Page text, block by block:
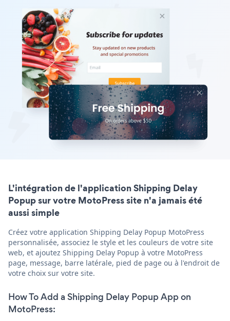
L'intégration de l'application Shipping Delay
Popup sur votre MotoPress site n'a jamais été
aussi simple
Créez votre application Shipping Delay Popup MotoPress
personnalisée, associez le style et les couleurs de votre site
web, et ajoutez Shipping Delay Popup à votre MotoPress
page, message, barre latérale, pied de page ou à l'endroit de
votre choix sur votre site.
How To Add a Shipping Delay Popup App on
MotoPress: